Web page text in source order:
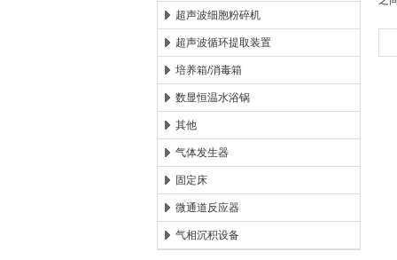
超声波细胞粉碎机
超声波循环提取装置
培养箱/消毒箱
数显恒温水浴锅
其他
气体发生器
固定床
微通道反应器
气相沉积设备